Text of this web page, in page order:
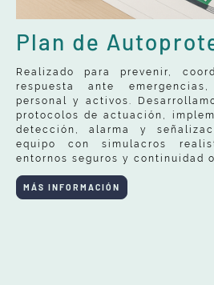
Plan de
Realizado para prevenir,
respuesta ante
personal y activos.
protocolos de actuación,
detección, alarma y
equipo con simulacros
entornos seguros y continuidad
MÁS INFORMACIÓN